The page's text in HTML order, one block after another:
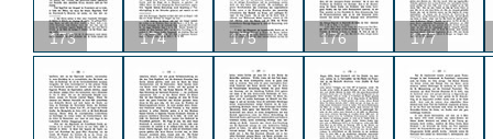
173 174 175 176 177